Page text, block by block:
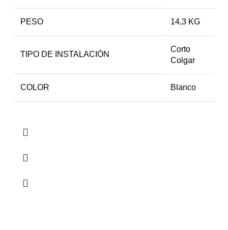
PESO 14,3 KG
TIPO DE INSTALACIÓN
Corto
Colgar
COLOR Blanco